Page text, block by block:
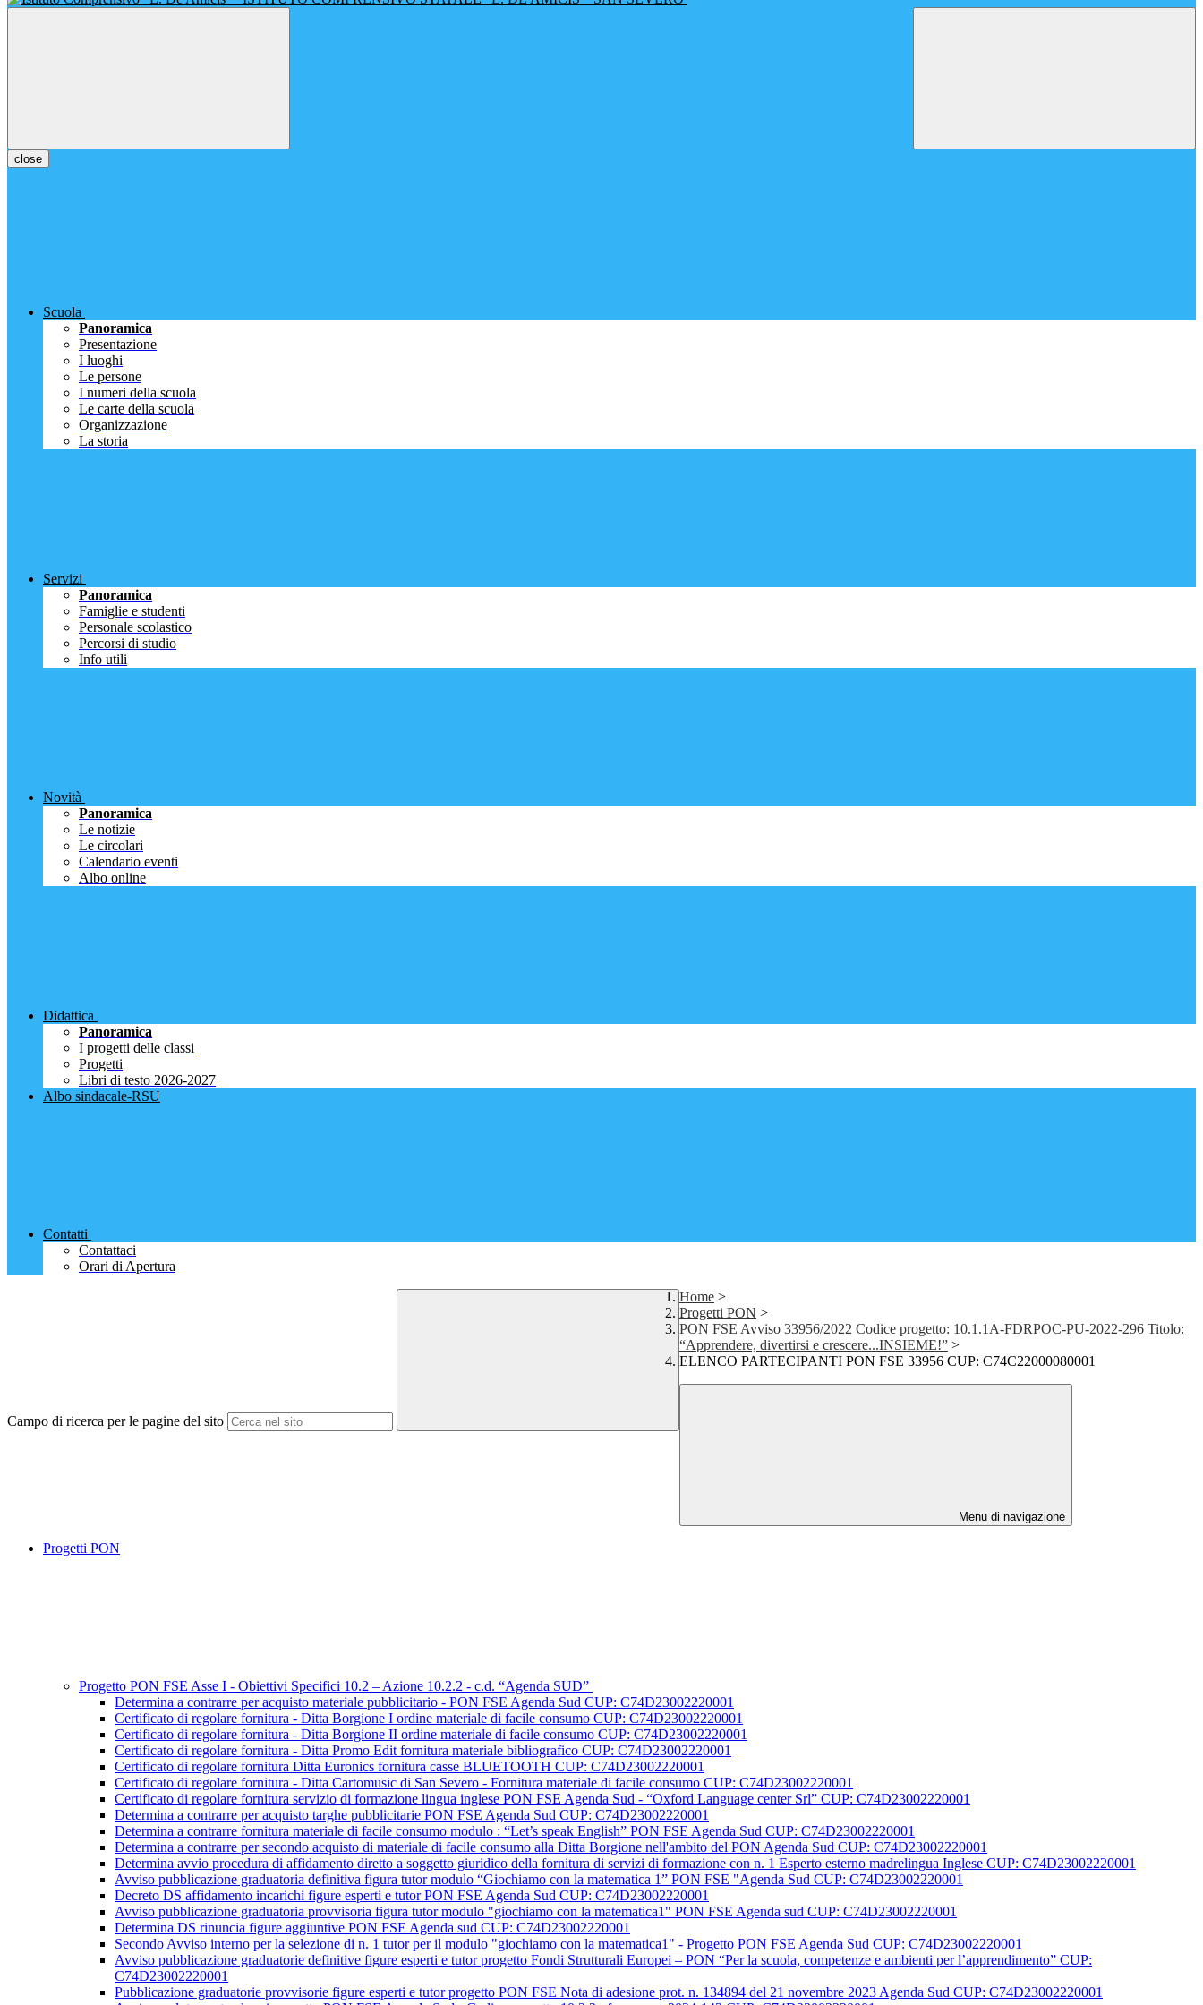
close
Scuola
Panoramica
Presentazione
I luoghi
Le persone
I numeri della scuola
Le carte della scuola
Organizzazione
La storia
Servizi
Panoramica
Famiglie e studenti
Personale scolastico
Percorsi di studio
Info utili
Novità
Panoramica
Le notizie
Le circolari
Calendario eventi
Albo online
Didattica
Panoramica
I progetti delle classi
Progetti
Libri di testo 2026-2027
Albo sindacale-RSU
Contatti
Contattaci
Orari di Apertura
Campo di ricerca per le pagine del sito
Home >
Progetti PON >
PON FSE Avviso 33956/2022 Codice progetto: 10.1.1A-FDRPOC-PU-2022-296 Titolo:
“Apprendere, divertirsi e crescere...INSIEME!” >
ELENCO PARTECIPANTI PON FSE 33956 CUP: C74C22000080001
Menu di navigazione
Progetti PON
Progetto PON FSE Asse I - Obiettivi Specifici 10.2 – Azione 10.2.2 - c.d. “Agenda SUD”
Determina a contrarre per acquisto materiale pubblicitario - PON FSE Agenda Sud CUP: C74D23002220001
Certificato di regolare fornitura - Ditta Borgione I ordine materiale di facile consumo CUP: C74D23002220001
Certificato di regolare fornitura - Ditta Borgione II ordine materiale di facile consumo CUP: C74D23002220001
Certificato di regolare fornitura - Ditta Promo Edit fornitura materiale bibliografico CUP: C74D23002220001
Certificato di regolare fornitura Ditta Euronics fornitura casse BLUETOOTH CUP: C74D23002220001
Certificato di regolare fornitura - Ditta Cartomusic di San Severo - Fornitura materiale di facile consumo CUP: C74D23002220001
Certificato di regolare fornitura servizio di formazione lingua inglese PON FSE Agenda Sud - “Oxford Language center Srl” CUP: C74D23002220001
Determina a contrarre per acquisto targhe pubblicitarie PON FSE Agenda Sud CUP: C74D23002220001
Determina a contrarre fornitura materiale di facile consumo modulo : “Let’s speak English” PON FSE Agenda Sud CUP: C74D23002220001
Determina a contrarre per secondo acquisto di materiale di facile consumo alla Ditta Borgione nell'ambito del PON Agenda Sud CUP: C74D23002220001
Determina avvio procedura di affidamento diretto a soggetto giuridico della fornitura di servizi di formazione con n. 1 Esperto esterno madrelingua Inglese CUP: C74D23002220001
Avviso pubblicazione graduatoria definitiva figura tutor modulo “Giochiamo con la matematica 1” PON FSE "Agenda Sud CUP: C74D23002220001
Decreto DS affidamento incarichi figure esperti e tutor PON FSE Agenda Sud CUP: C74D23002220001
Avviso pubblicazione graduatoria provvisoria figura tutor modulo "giochiamo con la matematica1" PON FSE Agenda sud CUP: C74D23002220001
Determina DS rinuncia figure aggiuntive PON FSE Agenda sud CUP: C74D23002220001
Secondo Avviso interno per la selezione di n. 1 tutor per il modulo "giochiamo con la matematica1" - Progetto PON FSE Agenda Sud CUP: C74D23002220001
Avviso pubblicazione graduatorie definitive figure esperti e tutor progetto Fondi Strutturali Europei – PON “Per la scuola, competenze e ambienti per l’apprendimento” CUP:
C74D23002220001
Pubblicazione graduatorie provvisorie figure esperti e tutor progetto PON FSE Nota di adesione prot. n. 134894 del 21 novembre 2023 Agenda Sud CUP: C74D23002220001